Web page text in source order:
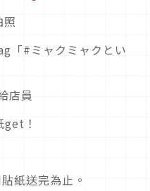
「#ミャクミャクとい
店員
！
紙送完為止。